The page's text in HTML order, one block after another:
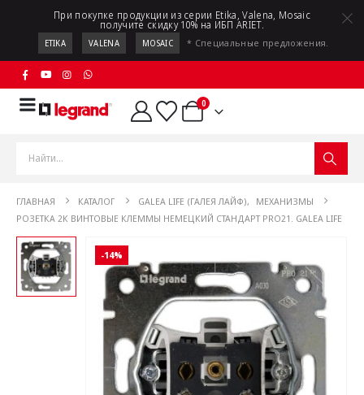
При покупке продукции из серии Etika, Valena, Mosaic
получите скидку 10% на ИБП ARIET.
ETIKA VALENA MOSAIC * Специальные предложения.
0
ГЛАВНАЯ КАТАЛОГ GALEA LIFE (ГАЛЕЯ ЛАЙФ),
МЕХАНИЗМЫ
РОЗЕТКА 2К ВИНТОВЫЕ КЛЕММЫ НЕМЕЦКИЙ СТАНДАРТ PRO21. GALEA LIFE
-14%